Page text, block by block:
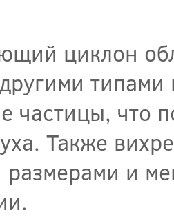
циклон
частицы, что
Также
и